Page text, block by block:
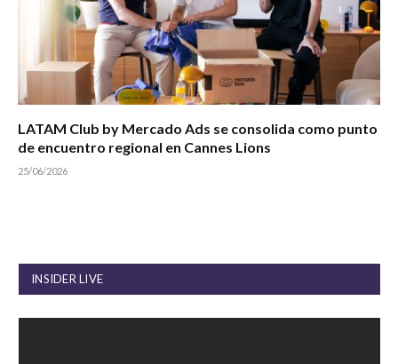
LATAM Club by Mercado Ads se consolida como punto
de encuentro regional en Cannes Lions
25/06/2026
INSIDER LIVE